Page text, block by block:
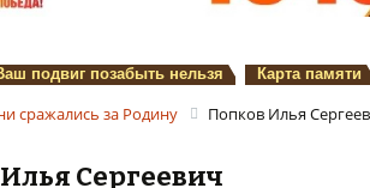
подвиг позабыть нельзя Карта памяти
сражались за Родину Попков Илья
Сергеевич